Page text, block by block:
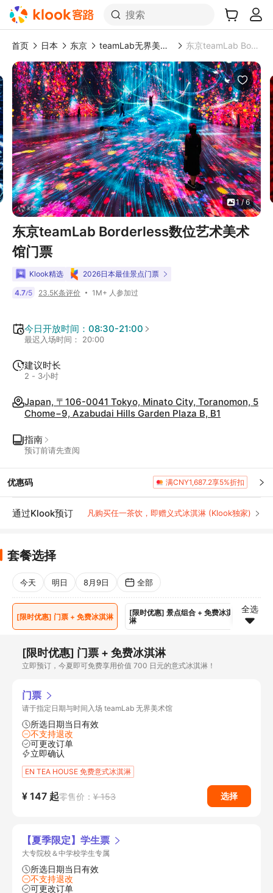
搜索
首页 日本 东京 teamLab无界美术馆：森大厦数字艺术博物馆 东京teamLab Borderless数位艺术美术馆门票
1 / 6
东京teamLab Borderless数位艺术美术
馆门票
Klook精选 2026日本最佳景点门票
4.7/5 23.5K条评价 1M+ 人参加过
今日开放时间：08:30-21:00
最迟入场时间： 20:00
建议时长
2 - 3小时
Japan, 〒106-0041 Tokyo, Minato City, Toranomon, 5
Chome−9, Azabudai Hills Garden Plaza B, B1
指南
预订前请先查阅
优惠码 满CNY1,687.2享5%折扣
通过Klook预订 凡购买任一茶饮，即赠义式冰淇淋 (Klook独家)
套餐选择
今天 明日 8月9日 全部
[限时优惠] 门票 + 免费冰淇淋
[限时优惠] 景点组合 + 免费冰淇
淋
全选
[限时优惠] 门票 + 免费冰淇淋
立即预订，今夏即可免费享用价值 700 日元的意式冰淇淋！
门票
请于指定日期与时间入场 teamLab 无界美术馆
所选日期当日有效
不支持退改
可更改订单
立即确认
EN TEA HOUSE 免费意式冰淇淋
零售价： ¥ 153
¥ 147 起 选择
【夏季限定】学生票
大专院校＆中学校学生专属
所选日期当日有效
不支持退改
可更改订单